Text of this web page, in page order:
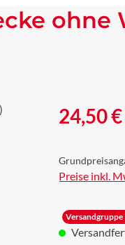
ohne
Regulärer
24,50 €
Preise inkl.
Versandgruppe